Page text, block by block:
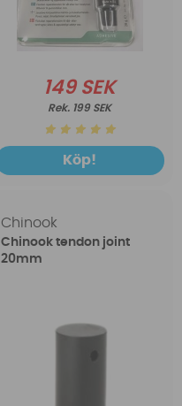
149 SEK
199 SEK
Köp!
Chinook
Chinook tendon joint
20mm